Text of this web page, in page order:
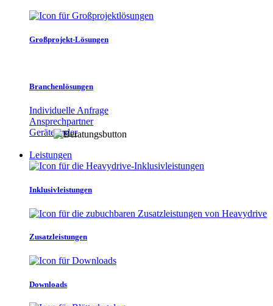
Großprojekt-Lösungen
Branchenlösungen
Individuelle Anfrage
Ansprechpartner
Gerätefinder
Leistungen
Inklusivleistungen
Zusatzleistungen
Downloads